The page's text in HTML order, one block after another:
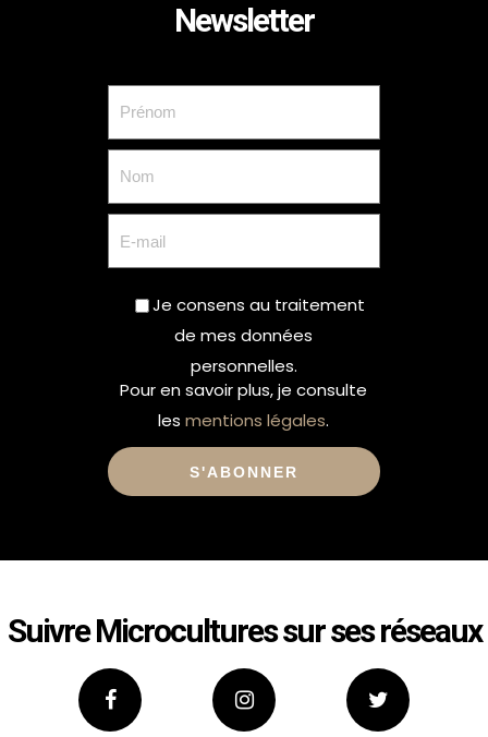
Newsletter
Je consens au traitement
de mes données
personnelles.
Pour en savoir plus, je consulte
lesmentions légales.
Suivre Microcultures sur ses réseaux